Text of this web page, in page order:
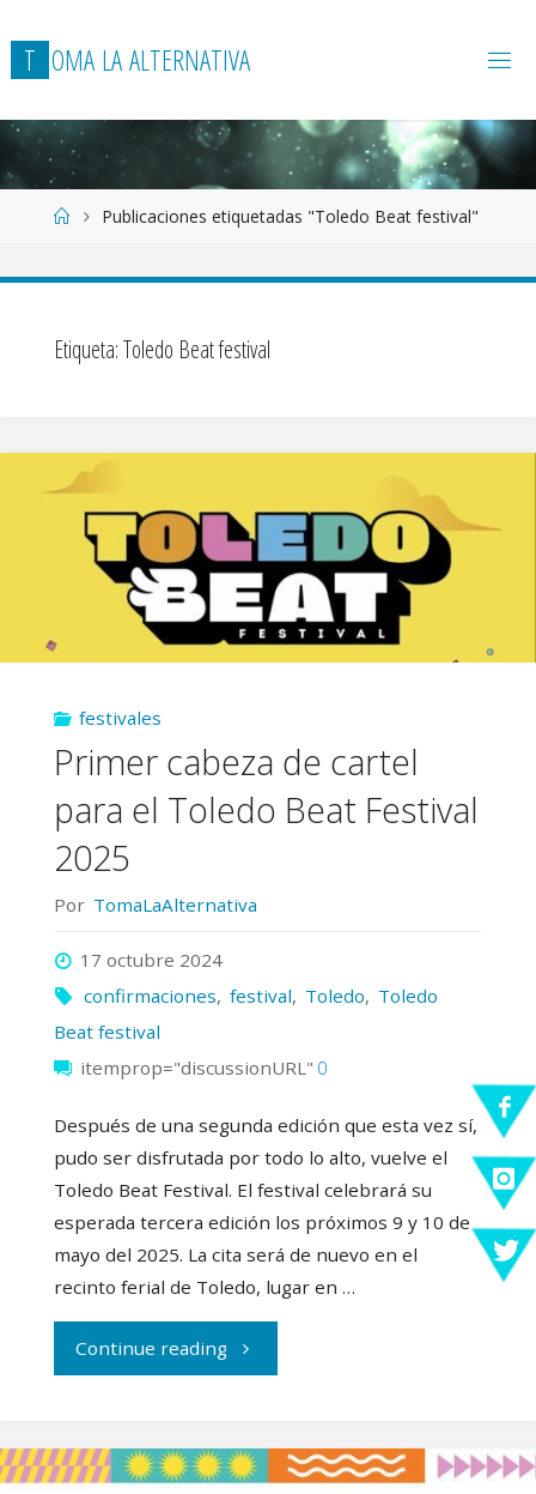
T OMA LAALTERNATIVA
Página
Inicio
Publicaciones etiquetadas "Toledo Beat festival"
Etiqueta:Toledo Beat festival
festivales
Primer cabeza de cartel
para el Toledo Beat Festival
2025
Por TomaLaAlternativa
17 octubre 2024
confirmaciones, festival, Toledo, Toledo
Beat festival
itemprop="discussionURL" 0
Después de una segunda edición que esta vez sí,
pudo ser disfrutada por todo lo alto, vuelve el
Toledo Beat Festival. El festival celebrará su
esperada tercera edición los próximos 9 y 10 de
mayo del 2025. La cita será de nuevo en el
recinto ferial de Toledo, lugar en …
Continue reading"Primer
de